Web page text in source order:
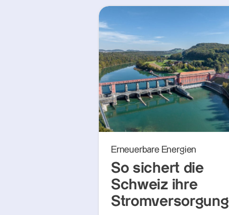
Erneuerbare Energien
So sichert die
Schweiz ihre
Stromversorgung